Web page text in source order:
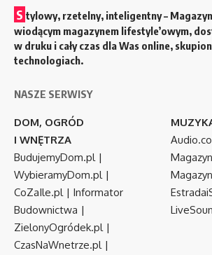
S tylowy, rzetelny, inteligentny – Magazyn
wiodącym magazynem lifestyle’owym,
w druku i cały czas dla Was online,
technologiach.
NASZE SERWISY
DOM, OGRÓD
I WNĘTRZA
BudujemyDom.pl|
WybieramyDom.pl|
CoZaIle.pl| Informator
Budownictwa |
ZielonyOgródek.pl|
CzasNaWnetrze.pl|